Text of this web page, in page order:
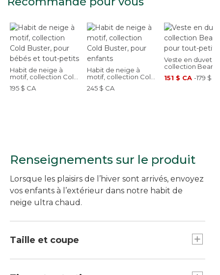
Habit de neige à
motif, collection Cold
Buster, pour bébés et
tout-petits
195 $ CA
Habit de neige à
motif, collection Cold
Buster, pour enfants
245 $ CA
Veste en duvet,
collection Bean’s,
pour tout-petits
151 $ CA -179 $
Renseignements sur le produit
Lorsque les plaisirs de l’hiver sont arrivés, envoyez
vos enfants à l’extérieur dans notre habit de
neige ultra chaud.
Taille et coupe